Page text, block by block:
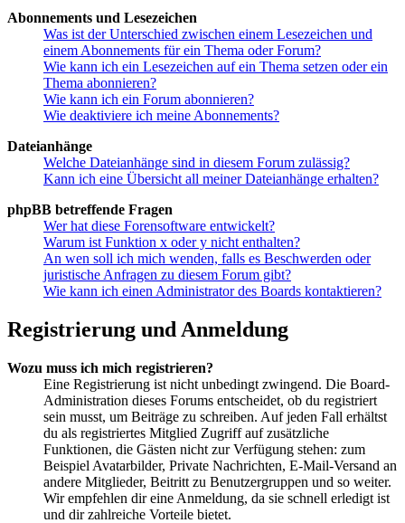
Abonnements und Lesezeichen
Was ist der Unterschied zwischen einem Lesezeichen und
einem Abonnements für ein Thema oder Forum?
Wie kann ich ein Lesezeichen auf ein Thema setzen oder ein
Thema abonnieren?
Wie kann ich ein Forum abonnieren?
Wie deaktiviere ich meine Abonnements?
Dateianhänge
Welche Dateianhänge sind in diesem Forum zulässig?
Kann ich eine Übersicht all meiner Dateianhänge erhalten?
phpBB betreffende Fragen
Wer hat diese Forensoftware entwickelt?
Warum ist Funktion x oder y nicht enthalten?
An wen soll ich mich wenden, falls es Beschwerden oder
juristische Anfragen zu diesem Forum gibt?
Wie kann ich einen Administrator des Boards kontaktieren?
Registrierung und Anmeldung
Wozu muss ich mich registrieren?
Eine Registrierung ist nicht unbedingt zwingend. Die Board-
Administration dieses Forums entscheidet, ob du registriert
sein musst, um Beiträge zu schreiben. Auf jeden Fall erhältst
du als registriertes Mitglied Zugriff auf zusätzliche
Funktionen, die Gästen nicht zur Verfügung stehen: zum
Beispiel Avatarbilder, Private Nachrichten, E-Mail-Versand an
andere Mitglieder, Beitritt zu Benutzergruppen und so weiter.
Wir empfehlen dir eine Anmeldung, da sie schnell erledigt ist
und dir zahlreiche Vorteile bietet.